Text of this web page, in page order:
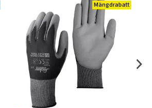
Mängdrabatt